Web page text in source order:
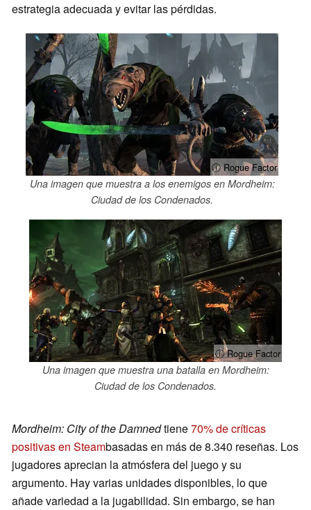
estrategia adecuada y evitar las pérdidas.
ⓘ Rogue Factor
Una imagen que muestra a los enemigos en Mordheim:
Ciudad de los Condenados.
ⓘ Rogue Factor
Una imagen que muestra una batalla en Mordheim:
Ciudad de los Condenados.
Mordheim: City of the Damnedtiene70% de críticas
positivas en Steambasadas en más de 8.340 reseñas. Los
jugadores aprecian la atmósfera del juego y su
argumento. Hay varias unidades disponibles, lo que
añade variedad a la jugabilidad. Sin embargo, se han